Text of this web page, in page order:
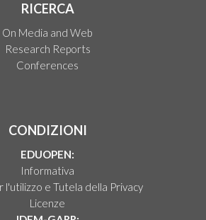
RICERCA
On Media and Web
Research Reports
Conferences
CONDIZIONI
EDUOPEN:
Informativa
l'utilizzo e Tutela della Privacy
Licenze